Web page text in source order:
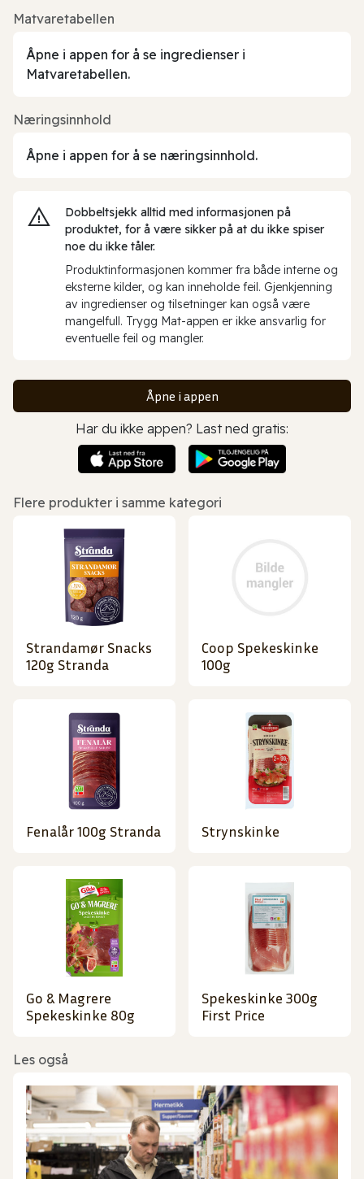
Matvaretabellen
Åpne i appen for å se ingredienser i
Matvaretabellen.
Næringsinnhold
Åpne i appen for å se næringsinnhold.
Dobbeltsjekk alltid med informasjonen på
produktet, for å være sikker på at du ikke spiser
noe du ikke tåler.
Produktinformasjonen kommer fra både interne og
eksterne kilder, og kan inneholde feil. Gjenkjenning
av ingredienser og tilsetninger kan også være
mangelfull. Trygg Mat-appen er ikke ansvarlig for
eventuelle feil og mangler.
Åpne i appen
Har du ikke appen? Last ned gratis:
Flere produkter i samme kategori
Strandamør Snacks
120g Stranda
Coop Spekeskinke
100g
Fenalår 100g Stranda Strynskinke
Go & Magrere
Spekeskinke 80g
Spekeskinke 300g
First Price
Les også